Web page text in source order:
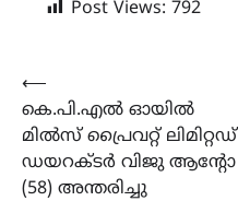
Post Views: 792
Post
navigation
⟵
കെ.പി.എൽ ഓയിൽ
മിൽസ് പ്രൈവറ്റ് ലിമിറ്റഡ്
ഡയറക്ടർ വിജു ആന്റോ
(58) അന്തരിച്ചു